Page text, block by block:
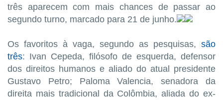
três aparecem com mais chances de passar ao
segundo turno, marcado para 21 de junho.
Os favoritos à vaga, segundo as pesquisas, são
três: Ivan Cepeda, filósofo de esquerda, defensor
dos direitos humanos e aliado do atual presidente
Gustavo Petro; Paloma Valencia, senadora da
direita mais tradicional da Colômbia, aliada do ex-